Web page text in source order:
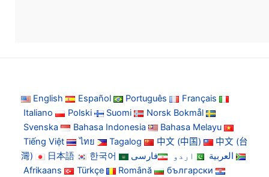
English Español Português
Français
Italiano
Polski Suomi
Norsk Bokmål
Svenska
Bahasa Indonesia
Bahasa Melayu
Tiếng Việt
ไทย Tagalog 中文 (中国)
中文 (台
灣)
日本語 한국어 العربية اردو
فارسی
Afrikaans
Türkçe Română
български